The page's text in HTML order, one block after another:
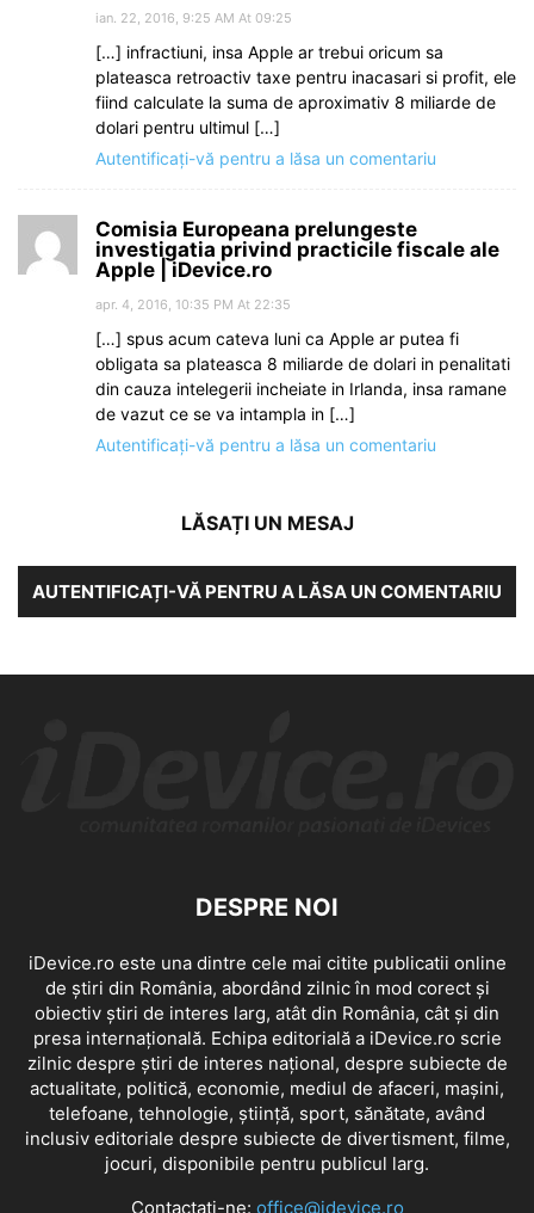
ian. 22, 2016, 9:25 AM At 09:25
[…] infractiuni, insa Apple ar trebui oricum sa
plateasca retroactiv taxe pentru inacasari si profit, ele
fiind calculate la suma de aproximativ 8 miliarde de
dolari pentru ultimul […]
Autentificați-vă pentru a lăsa un comentariu
Comisia Europeana prelungeste
investigatia privind practicile fiscale ale
Apple | iDevice.ro
apr. 4, 2016, 10:35 PM At 22:35
[…] spus acum cateva luni ca Apple ar putea fi
obligata sa plateasca 8 miliarde de dolari in penalitati
din cauza intelegerii incheiate in Irlanda, insa ramane
de vazut ce se va intampla in […]
Autentificați-vă pentru a lăsa un comentariu
LĂSAȚI UN MESAJ
AUTENTIFICAȚI-VĂ PENTRU A LĂSA UN COMENTARIU
DESPRE NOI
iDevice.ro este una dintre cele mai citite publicatii online
de știri din România, abordând zilnic în mod corect și
obiectiv știri de interes larg, atât din România, cât și din
presa internațională. Echipa editorială a iDevice.ro scrie
zilnic despre știri de interes național, despre subiecte de
actualitate, politică, economie, mediul de afaceri, mașini,
telefoane, tehnologie, știință, sport, sănătate, având
inclusiv editoriale despre subiecte de divertisment, filme,
jocuri, disponibile pentru publicul larg.
Contactați-ne: office@idevice.ro